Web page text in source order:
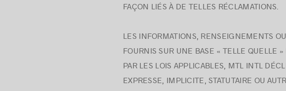
FAÇON LIÉS À DE TELLES RÉCLAMATIONS.
LES INFORMATIONS, RENSEIGNEMENTS
FOURNIS SUR UNE BASE « TELLE QUELLE
PAR LES LOIS APPLICABLES, MTL INTL
EXPRESSE, IMPLICITE, STATUTAIRE OU